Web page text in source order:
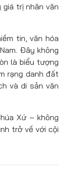
giá trị nhân văn
tin, văn hóa
Đây không
là biểu tượng
rạng danh đất
và di sản văn
Xứ – không
trở về với cội